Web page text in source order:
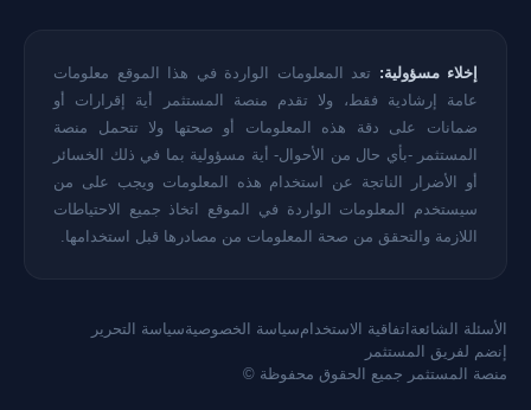
إخلاء مسؤولية: تعد المعلومات الواردة في هذا الموقع معلومات
عامة إرشادية فقط، ولا تقدم منصة المستثمر أية إقرارات أو
ضمانات على دقة هذه المعلومات أو صحتها ولا تتحمل منصة
المستثمر -بأي حال من الأحوال- أية مسؤولية بما في ذلك الخسائر
أو الأضرار الناتجة عن استخدام هذه المعلومات ويجب على من
سيستخدم المعلومات الواردة في الموقع اتخاذ جميع الاحتياطات
اللازمة والتحقق من صحة المعلومات من مصادرها قبل استخدامها.
الأسئلة الشائعة اتفاقية الاستخدامسياسة الخصوصيةسياسة التحرير
إنضم لفريق المستثمر
منصة المستثمر جميع الحقوق محفوظة ©